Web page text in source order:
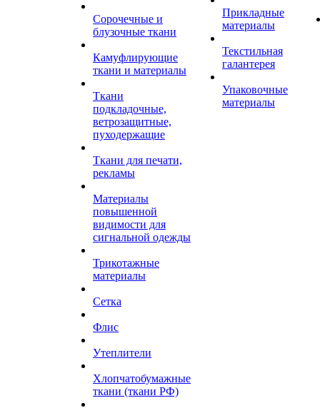
Сорочечные и
блузочные ткани
Камуфлирующие
ткани и материалы
Ткани
подкладочные,
ветрозащитные,
пуходержащие
Ткани для печати,
рекламы
Материалы
повышенной
видимости для
сигнальной одежды
Трикотажные
материалы
Сетка
Флис
Утеплители
Хлопчатобумажные
ткани (ткани РФ)
Прикладные
материалы
Текстильная
галантерея
Упаковочные
материалы